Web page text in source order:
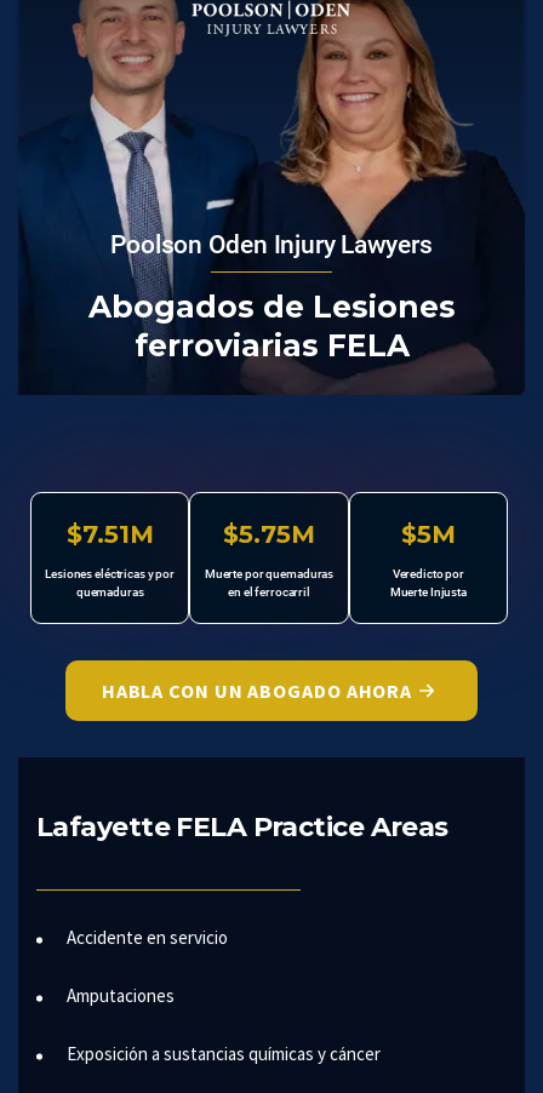
Poolson Oden Injury Lawyers
Abogados de Lesiones
ferroviarias FELA
$7.51M
Lesiones eléctricas y por
quemaduras
$5.75M
Muerte por quemaduras
en el ferrocarril
$5M
Veredicto por
Muerte Injusta
HABLA CON UN ABOGADO AHORA
Lafayette FELA Practice Areas
Accidente en servicio
Amputaciones
Exposición a sustancias químicas y cáncer